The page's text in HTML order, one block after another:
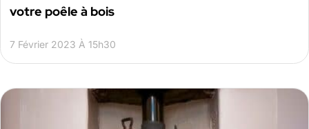
votre poêle à bois
7 Février 2023 À 15h30